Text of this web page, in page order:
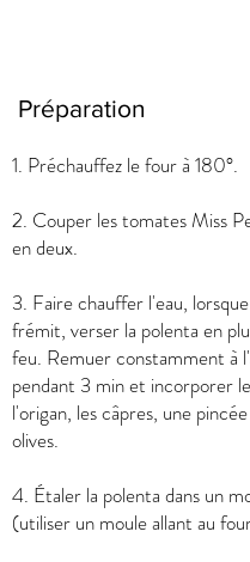
Préparation
1. Préchauffez le four à 180°.
2. Couper les tomates Miss
en deux.
3. Faire chauffer l'eau,
frémit, verser la polenta en
feu. Remuer constamment à
pendant 3 min et incorporer
l'origan, les câpres, une
olives.
4. Étaler la polenta dans un
(utiliser un moule allant au